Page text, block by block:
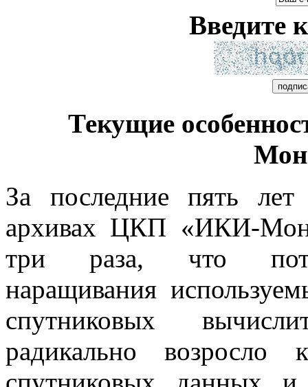
Введите
Текущие
За последние пять
архивах ЦКП «ИКИ-
три раза, что
наращивания
спутниковых
радикально возросло